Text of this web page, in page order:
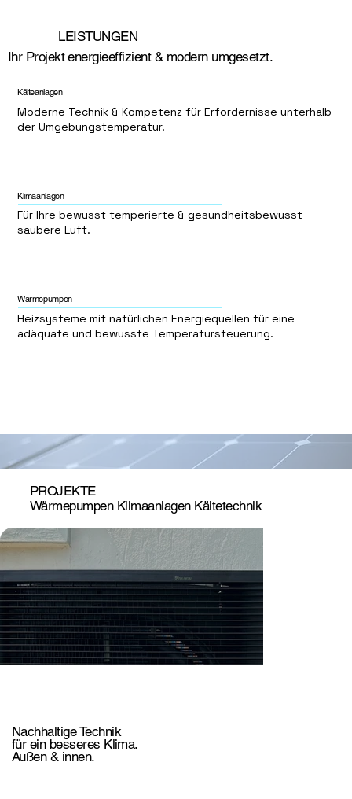
Kälteanlagen
Moderne Technik & Kompetenz für Erfordernisse unterhalb
der Umgebungstemperatur.
Klimaanlagen
Für Ihre bewusst temperierte & gesundheitsbewusst
saubere Luft.
Wärmepumpen
Heizsysteme mit natürlichen Energiequellen für eine
adäquate und bewusste Temperatursteuerung.
LEISTUNGEN
Ihr Projekt energieeffizient & modern umgesetzt.
PROJEKTE
Wärmepumpen Klimaanlagen Kältetechnik
Nachhaltige Technik
für ein besseres Klima.
Außen & innen.